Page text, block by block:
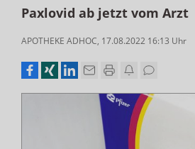
Paxlovid ab jetzt vom Arzt
APOTHEKE ADHOC, 17.08.2022 16:13 Uhr